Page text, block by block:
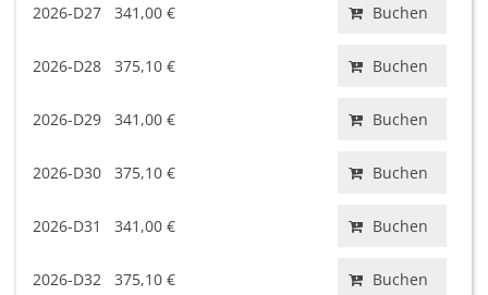
2026-D27 341,00 € Buchen
2026-D28 375,10 € Buchen
2026-D29 341,00 € Buchen
2026-D30 375,10 € Buchen
2026-D31 341,00 € Buchen
2026-D32 375,10 € Buchen